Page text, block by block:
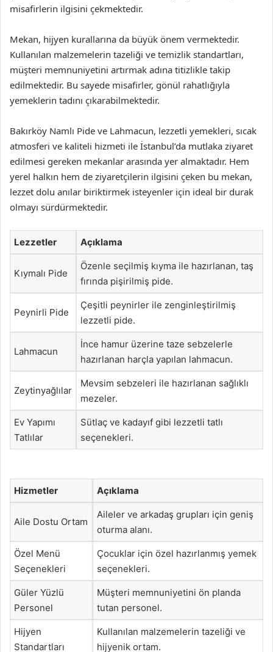
misafirlerin ilgisini çekmektedir.
Mekan, hijyen kurallarına da büyük önem vermektedir.
Kullanılan malzemelerin tazeliği ve temizlik standartları,
müşteri memnuniyetini artırmak adına titizlikle takip
edilmektedir. Bu sayede misafirler, gönül rahatlığıyla
yemeklerin tadını çıkarabilmektedir.
Bakırköy Namlı Pide ve Lahmacun, lezzetli yemekleri, sıcak
atmosferi ve kaliteli hizmeti ile İstanbul’da mutlaka ziyaret
edilmesi gereken mekanlar arasında yer almaktadır. Hem
yerel halkın hem de ziyaretçilerin ilgisini çeken bu mekan,
lezzet dolu anılar biriktirmek isteyenler için ideal bir durak
olmayı sürdürmektedir.
Lezzetler Açıklama
Kıymalı Pide
Özenle seçilmiş kıyma ile hazırlanan, taş
fırında pişirilmiş pide.
Peynirli Pide
Çeşitli peynirler ile zenginleştirilmiş
lezzetli pide.
Lahmacun
İnce hamur üzerine taze sebzelerle
hazırlanan harçla yapılan lahmacun.
Zeytinyağlılar
Mevsim sebzeleri ile hazırlanan sağlıklı
mezeler.
Ev Yapımı
Tatlılar
Sütlaç ve kadayıf gibi lezzetli tatlı
seçenekleri.
Hizmetler Açıklama
Aile Dostu Ortam
Aileler ve arkadaş grupları için geniş
oturma alanı.
Özel Menü
Seçenekleri
Çocuklar için özel hazırlanmış yemek
seçenekleri.
Güler Yüzlü
Personel
Müşteri memnuniyetini ön planda
tutan personel.
Hijyen
Standartları
Kullanılan malzemelerin tazeliği ve
hijyenik ortam.